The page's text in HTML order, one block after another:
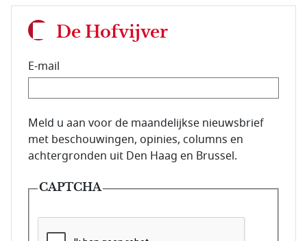
De Hofvijver
E-mail
E-mailadres van de abonnee.
Meld u aan voor de maandelijkse nieuwsbrief
met beschouwingen, opinies, columns en
achtergronden uit Den Haag en Brussel.
CAPTCHA